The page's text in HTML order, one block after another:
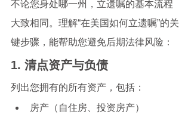
不论您身处哪一州，立遗嘱的基本流程
大致相同。理解“在美国如何立遗嘱”的关
键步骤，能帮助您避免后期法律风险：
1. 清点资产与负债
列出您拥有的所有资产，包括：
房产（自住房、投资房产）